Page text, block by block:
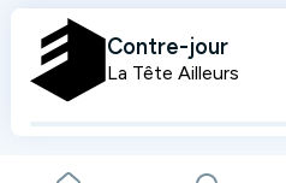
Contre-jour
La Tête Ailleurs